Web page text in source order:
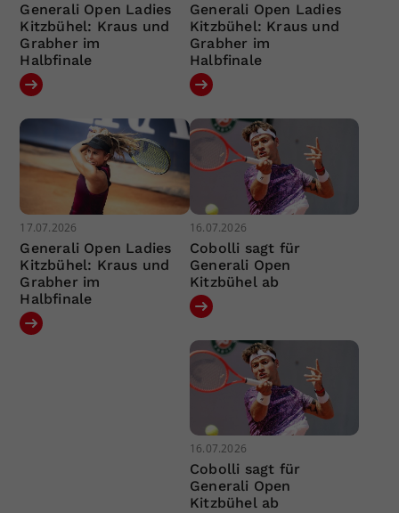
Generali Open Ladies
Kitzbühel: Kraus und
Grabher im
Halbfinale
Generali Open Ladies
Kitzbühel: Kraus und
Grabher im
Halbfinale
17.07.2026
Generali Open Ladies
Kitzbühel: Kraus und
Grabher im
Halbfinale
16.07.2026
Cobolli sagt für
Generali Open
Kitzbühel ab
16.07.2026
Cobolli sagt für
Generali Open
Kitzbühel ab